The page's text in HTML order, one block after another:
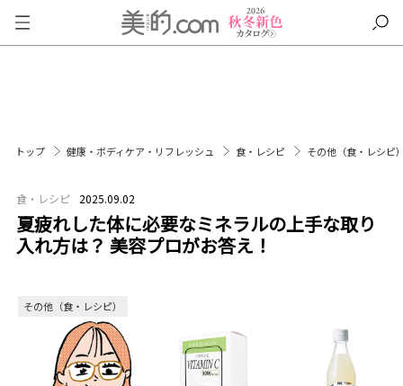
トップ 健康・ボディケア・リフレッシュ 食・レシピ その他（食・レシピ
食・レシピ 2025.09.02
夏疲れした体に必要なミネラルの上手な取り
入れ方は？ 美容プロがお答え！
その他（食・レシピ）